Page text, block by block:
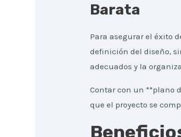
Barata
Para asegurar el éxito
definición del diseño,
adecuados y la
Contar con un **plano
que el proyecto se